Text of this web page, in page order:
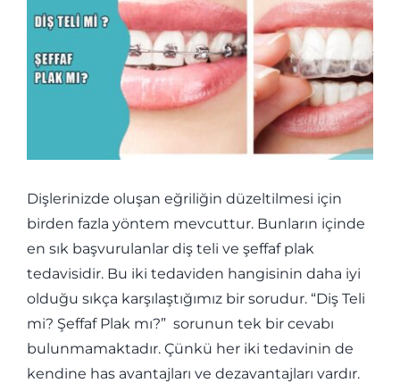
İLETİŞİM
Dişlerinizde oluşan eğriliğin düzeltilmesi için
birden fazla yöntem mevcuttur. Bunların içinde
en sık başvurulanlar diş teli ve şeffaf plak
tedavisidir. Bu iki tedaviden hangisinin daha iyi
olduğu sıkça karşılaştığımız bir sorudur. “Diş Teli
mi? Şeffaf Plak mı?” sorunun tek bir cevabı
bulunmamaktadır. Çünkü her iki tedavinin de
kendine has avantajları ve dezavantajları vardır.